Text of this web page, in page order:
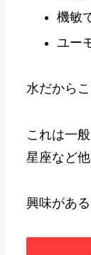
機敏
ユー
水だから
これは一
星座など
興味があ